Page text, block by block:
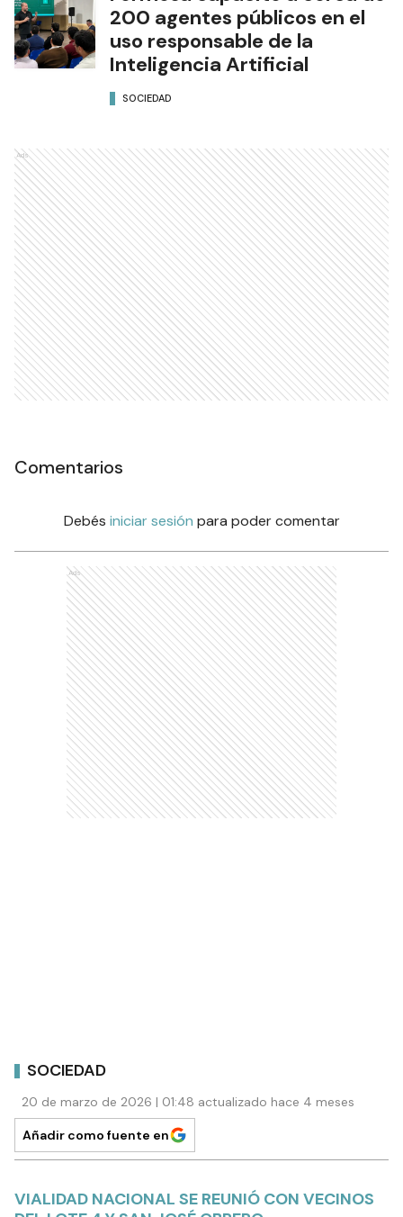
200 agentes públicos en el
uso responsable de la
Inteligencia Artificial
SOCIEDAD
Ads
Comentarios
Debés iniciar sesión para poder comentar
Ads
SOCIEDAD
20 de marzo de 2026 | 01:48 actualizado hace 4 meses
Añadir como fuente en
VIALIDAD NACIONAL SE REUNIÓ CON VECINOS